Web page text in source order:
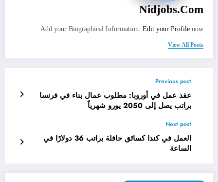
Nidjobs.com
Add your Biographical Information. Edit your Profile now.
View All Posts
Previous post
عقد عمل في أوروبا: مطلوب عمال بناء في فرنسا
براتب يصل إلى 2050 يورو شهرياً
Next post
العمل في كندا كسائق حافلة براتب 36 دولارًا في
الساعة